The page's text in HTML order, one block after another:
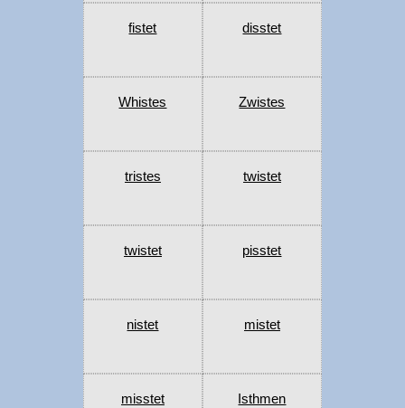
fistet disstet
Whistes Zwistes
tristes twistet
twistet pisstet
nistet mistet
misstet Isthmen